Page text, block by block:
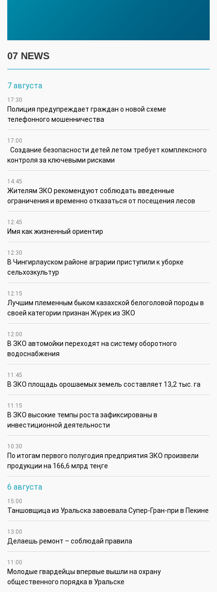
07 NEWS
7 августа
17:30
Полиция предупреждает граждан о новой схеме
телефонного мошенничества
17:00
Создание безопасности детей летом требует комплексного
контроля за ключевыми рисками
14:45
Жителям ЗКО рекомендуют соблюдать введенные
ограничения и временно отказаться от посещения лесов
12:45
Имя как жизненный ориентир
12:30
В Чингирлауском районе аграрии приступили к уборке
сельхозкультур
12:15
Лучшим племенным быком казахской белоголовой породы в
своей категории признан Жүрек из ЗКО
12:00
В ЗКО автомойки переходят на систему оборотного
водоснабжения
11:45
В ЗКО площадь орошаемых земель составляет 13,2 тыс. га
11:15
В ЗКО высокие темпы роста зафиксированы в
инвестиционной деятельности
10:30
По итогам первого полугодия предприятия ЗКО произвели
продукции на 166,6 млрд теңге
6 августа
15:00
Таншовщица из Уральска завоевала Супер-Гран-при в Пекине
13:00
Делаешь ремонт – соблюдай правила
11:00
Молодые гвардейцы впервые вышли на охрану
общественного порядка в Уральске